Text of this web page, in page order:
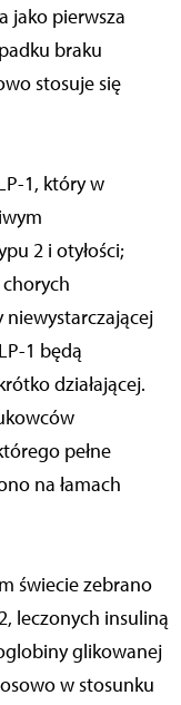
jako pierwsza
braku
stosuje się
1, który w
2 i otyłości;
1 będą
działającej.
pełne
na łamach
świecie zebrano
leczonych insuliną
glikowanej
w stosunku